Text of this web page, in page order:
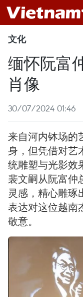
文化
缅怀阮富
肖像
30/07/2024 01:46
来自河内钵场的
身，但凭借对艺
统雕塑与光影效
裴文嗣从阮富仲
灵感，精心雕琢
表达对这位越南
敬意。